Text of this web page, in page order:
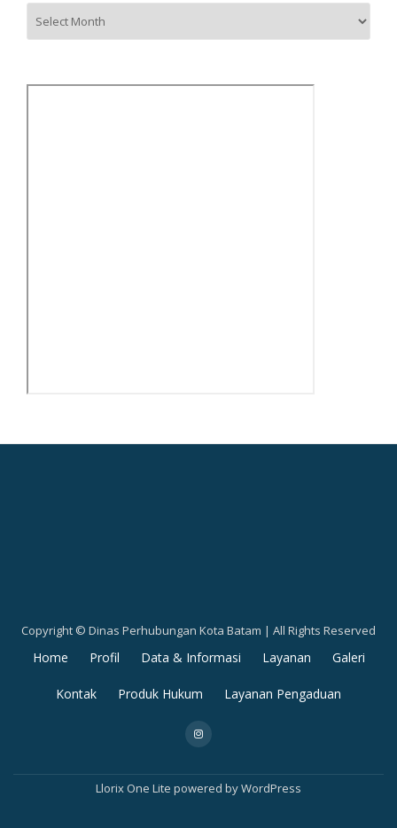
Copyright © Dinas Perhubungan Kota Batam | All Rights Reserved
Secondary
Menu
Home Profil Data & Informasi Layanan Galeri
Kontak Produk Hukum Layanan Pengaduan
fa-
instagram
Llorix One Lite powered byWordPress